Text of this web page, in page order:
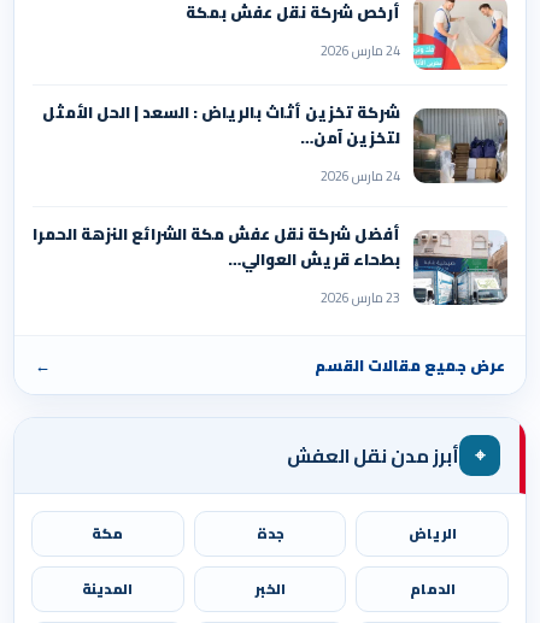
أرخص شركة نقل عفش بمكة
24 مارس 2026
شركة تخزين أثاث بالرياض : السعد | الحل الأمثل
لتخزين آمن…
24 مارس 2026
أفضل شركة نقل عفش مكة الشرائع النزهة الحمرا
بطحاء قريش العوالي…
23 مارس 2026
عرض جميع مقالات القسم ←
⌖ أبرز مدن نقل العفش
الرياض جدة مكة
الدمام الخبر المدينة